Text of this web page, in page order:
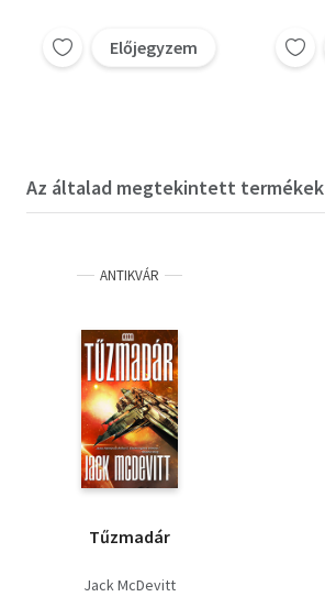
Előjegyzem
Az általad megtekintett termékek
ANTIKVÁR
Tűzmadár
Jack McDevitt